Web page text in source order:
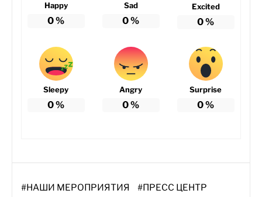
Happy
0%
Sad
0%
Excited
0%
Sleepy
0%
Angry
0%
Surprise
0%
#НАШИ МЕРОПРИЯТИЯ #ПРЕСС ЦЕНТР